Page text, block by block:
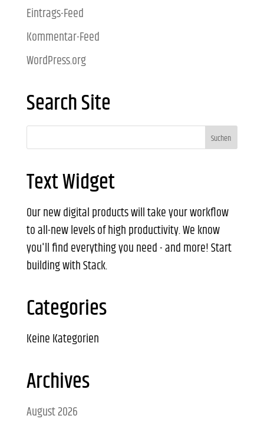
Eintrags-Feed
Kommentar-Feed
WordPress.org
Search Site
Text Widget
Our new digital products will take your workflow
to all-new levels of high productivity. We know
you'll find everything you need - and more! Start
building with Stack.
Categories
Keine Kategorien
Archives
August 2026